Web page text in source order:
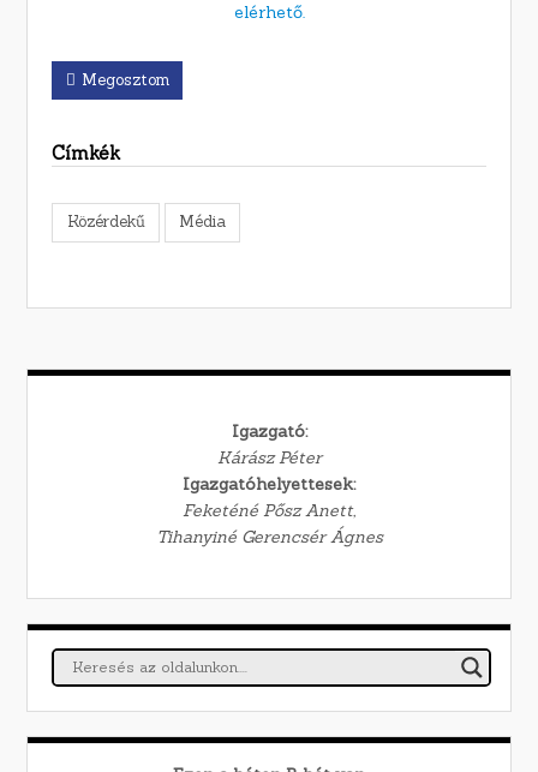
elérhető.
Megosztom
Címkék
Közérdekű Média
Igazgató:
Kárász Péter
Igazgatóhelyettesek:
Feketéné Pősz Anett,
Tihanyiné Gerencsér Ágnes